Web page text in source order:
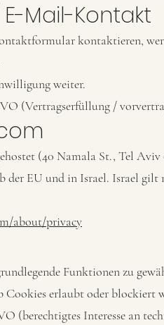
Mail-Kontakt
kontaktieren,
weiter.
(Vertragserfüllung /
(40 Namala St., Tel Aviv
der EU und in Israel. Israel
about/privacy
Funktionen zu
Cookies erlaubt oder blockiert
(berechtigtes Interesse an